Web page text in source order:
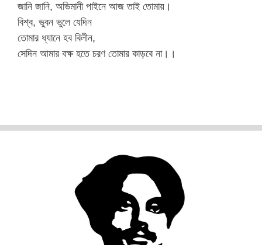
জানি জানি, অভিমানী পাইনে আজ তাই তোমায়।
বিশ্ব, ভুবন ভুলে যেদিন
তোমার ধ্যানে হব বিলীন,
সেদিন আমার বক্ষ হতে চরণ তোমার কাড়বে না।।